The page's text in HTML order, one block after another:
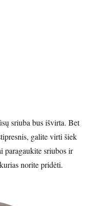
sriuba bus išvirta. Bet
galite virti šiek
paragaukite sriubos ir
norite pridėti.